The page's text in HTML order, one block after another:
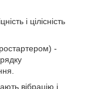
і цілісність
-
вібрацію і